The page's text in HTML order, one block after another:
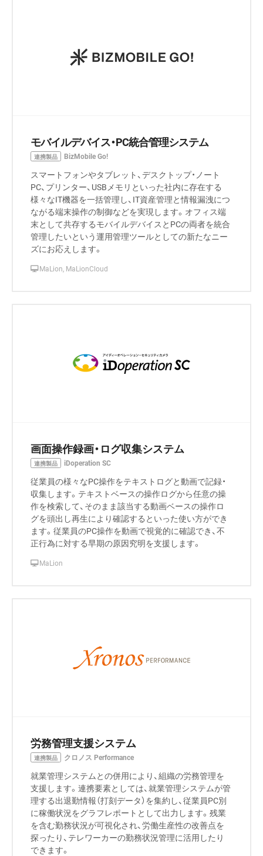
モバイルデバイス・PC統合管理システム
連携製品 BizMobile Go!
スマートフォンやタブレット、デスクトップ・ノート
PC、プリンター、USBメモリといった社内に存在する
様々なIT機器を一括管理し、IT資産管理と情報漏洩につ
ながる端末操作の制御などを実現します。オフィス端
末として共存するモバイルデバイスとPCの両者を統合
管理したいという運用管理ツールとしての新たなニー
ズにお応えします。
MaLion, MaLionCloud
画面操作録画・ログ収集システム
連携製品 iDoperation SC
従業員の様々なPC操作をテキストログと動画で記録・
収集します。テキストベースの操作ログから任意の操
作を検索して、そのまま該当する動画ベースの操作ロ
グを頭出し再生により確認するといった使い方ができ
ます。従業員のPC操作を動画で視覚的に確認でき、不
正行為に対する早期の原因究明を支援します。
MaLion
労務管理支援システム
連携製品 クロノス Performance
就業管理システムとの併用により、組織の労務管理を
支援します。連携要素としては、就業管理システムが管
理する出退勤情報（打刻データ）を集約し、従業員PC別
に稼働状況をグラフレポートとして出力します。残業
を含む勤務状況が可視化され、労働生産性の改善点を
探ったり、テレワーカーの勤務状況管理に活用したり
できます。